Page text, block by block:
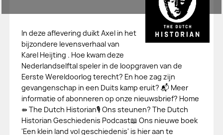
In deze aflevering duikt Axel in het
bijzondere levensverhaal van
Karel Heijting . Hoe kwam deze
Nederlandselftal speler in de loopgraven van de
Eerste Wereldoorlog terecht? En hoe zag zijn
gevangenschap in een Duits kamp eruit? 📬 Meer
informatie of abonneren op onze nieuwsbrief? Home
⇻ The Dutch Historian🎙️ Ons steunen? The Dutch
Historian Geschiedenis Podcast📖 Ons nieuwe boek
'Een klein land vol geschiedenis' is hier aan te